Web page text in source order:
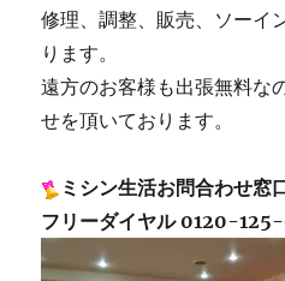
修理、調整、販売、ソーイ
ります。
遠方のお客様も出張無料な
せを頂いております。
ミシン生活お問合わせ窓
フリーダイヤル 0120-